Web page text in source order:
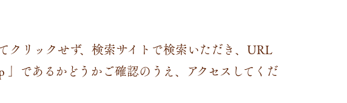
クリックせず、検索サイトで検索いただき、URL
であるかどうかご確認のうえ、アクセスしてくだ